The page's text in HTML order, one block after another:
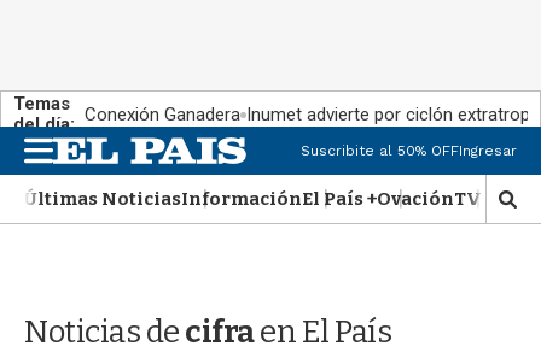
Temas
del día: Conexión Ganadera Inumet advierte por ciclón
M
e
n
u
Suscribite al 50% OFFIngresar
Últimas NoticiasInformaciónEl País +OvaciónTV Show
M
o
Noticias decifraen El País